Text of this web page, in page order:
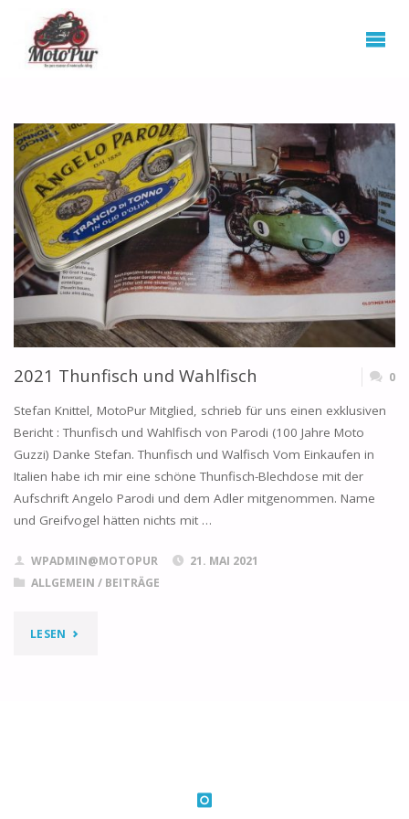
2021 Thunfisch und Wahlfisch 0
Stefan Knittel, MotoPur Mitglied, schrieb für uns einen exklusiven
Bericht : Thunfisch und Wahlfisch von Parodi (100 Jahre Moto
Guzzi) Danke Stefan. Thunfisch und Walfisch Vom Einkaufen in
Italien habe ich mir eine schöne Thunfisch-Blechdose mit der
Aufschrift Angelo Parodi und dem Adler mitgenommen. Name
und Greifvogel hätten nichts mit …
WPADMIN@MOTOPUR
21. MAI 2021
ALLGEMEIN / BEITRÄGE
LESEN "2021